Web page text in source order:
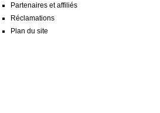
Partenaires et affiliés
Réclamations
Plan du site